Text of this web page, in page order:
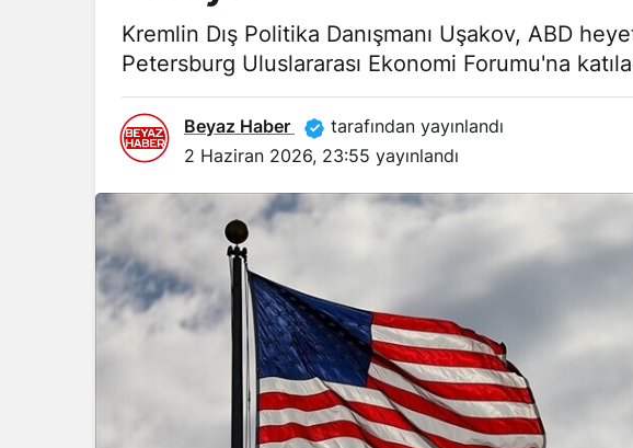
Kremlin Dış Politika Danışmanı Uşakov, ABD
Petersburg Uluslararası Ekonomi Forumu'na
Beyaz Haber
tarafından yayınlandı
2 Haziran 2026, 23:55 yayınlandı